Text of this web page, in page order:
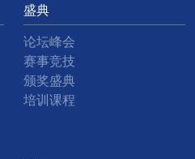
盛典
论坛峰会
赛事竞技
颁奖盛典
培训课程